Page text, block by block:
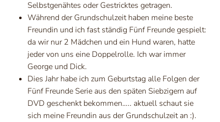
Selbstgenähtes oder Gestricktes getragen.
Während der Grundschulzeit haben meine beste
Freundin und ich fast ständig Fünf Freunde gespielt:
da wir nur 2 Mädchen und ein Hund waren, hatte
jeder von uns eine Doppelrolle. Ich war immer
George und Dick.
Dies Jahr habe ich zum Geburtstag alle Folgen der
Fünf Freunde Serie aus den späten Siebzigern auf
DVD geschenkt bekommen….. aktuell schaut sie
sich meine Freundin aus der Grundschulzeit an :).